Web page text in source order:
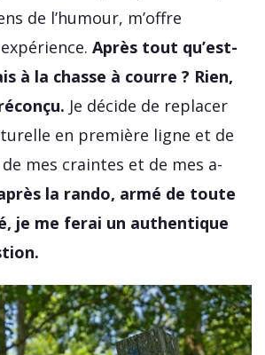
de l’humour, m’offre
Après tout qu’est-
à la chasse à courre ? Rien,
Je décide de replacer
en première ligne et de
mes craintes et de mes a-
la rando, armé de toute
je me ferai un authentique